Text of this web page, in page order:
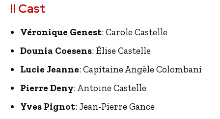
Il Cast
Véronique Genest: Carole Castelle
Dounia Coesens: Élise Castelle
Lucie Jeanne: Capitaine Angèle Colombani
Pierre Deny: Antoine Castelle
Yves Pignot: Jean-Pierre Gance